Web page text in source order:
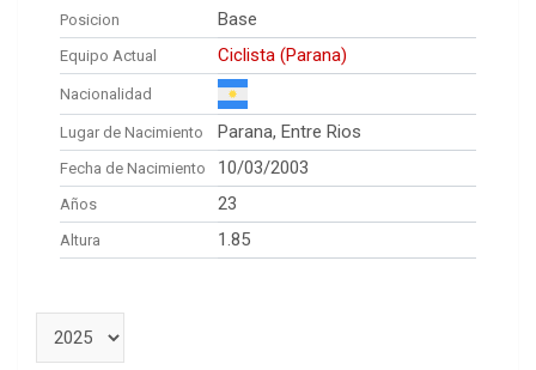
Posicion Base
Equipo Actual Ciclista (Parana)
Nacionalidad
Lugar de Nacimiento Parana, Entre Rios
Fecha de Nacimiento 10/03/2003
Años 23
Altura 1.85